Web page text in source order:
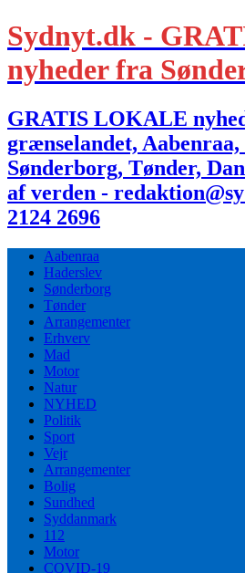
Sydnyt.dk -
nyheder fra
GRATIS LOKALE
grænselandet, Aabenraa,
Sønderborg, Tønder,
af verden -
2124 2696
Aabenraa
Haderslev
Sønderborg
Tønder
Arrangementer
Erhverv
Mad
Motor
Natur
NYHED
Politik
Sport
Vejr
Arrangementer
Bolig
Sundhed
Syddanmark
112
Motor
COVID-19